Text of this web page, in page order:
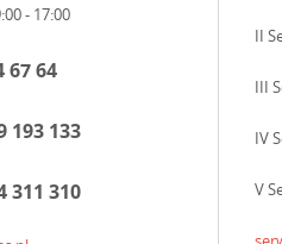
- 17:00
67 64
193 133
311 310
II
III
IV
V